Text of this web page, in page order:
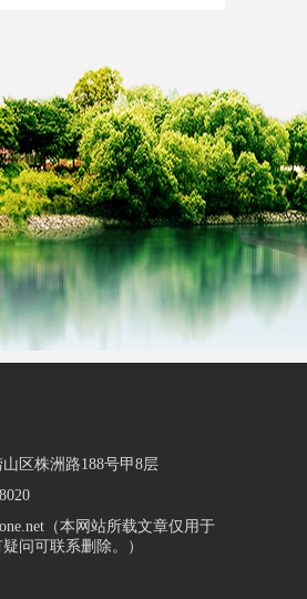
区株洲路188号甲8层
（本网站所载文章仅用于
问可联系删除。）